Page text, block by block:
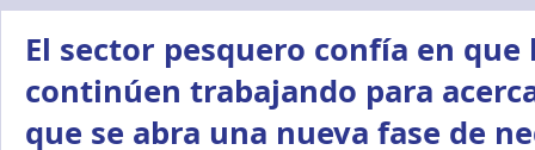
El sector pesquero confía en que
continúen trabajando para
que se abra una nueva fase de